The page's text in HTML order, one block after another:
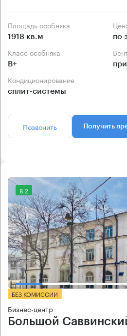
Площадь особняка
1918 кв.м по
Класс особняка
B+
Кондиционирование
сплит-системы
Позвонить Получить
8.2
БЕЗ КОМИССИИ
Бизнес-центр
Большой